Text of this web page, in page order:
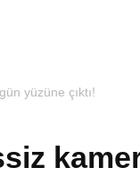
yüzüne çıktı!